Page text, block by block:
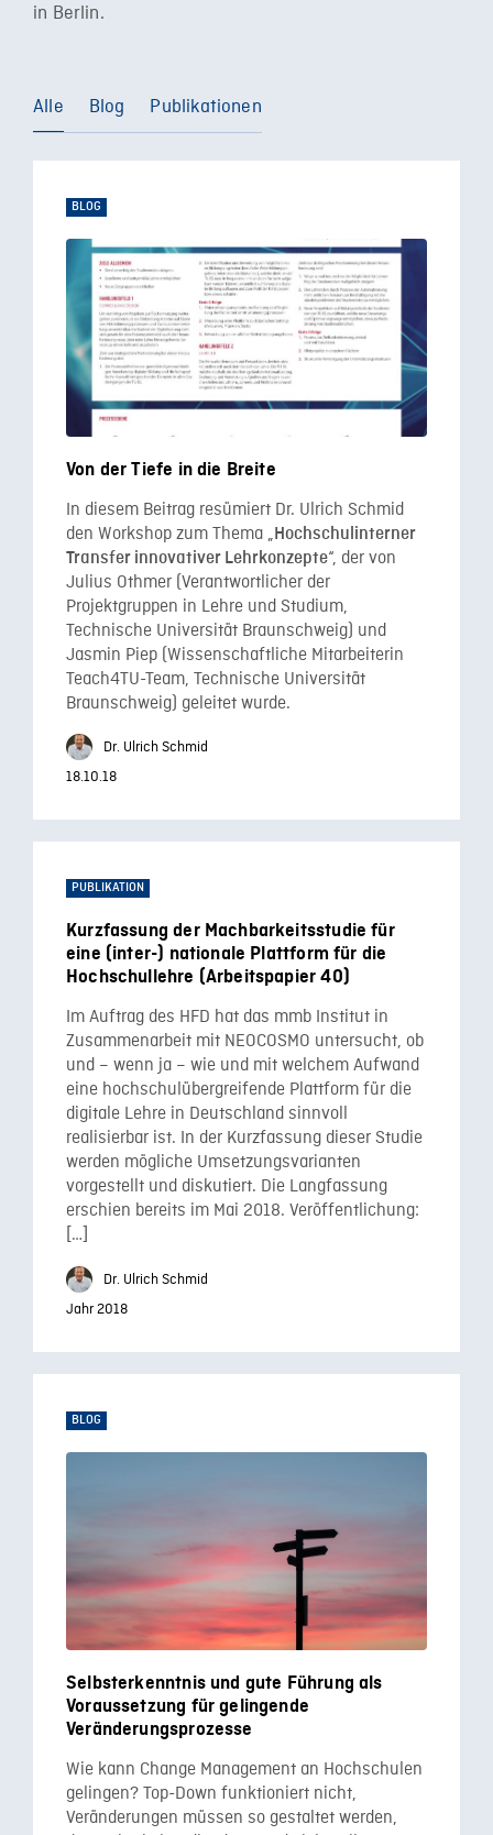
in Berlin.
Alle Blog Publikationen
BLOG
Von der Tiefe in die Breite
In diesem Beitrag resümiert Dr. Ulrich Schmid
den Workshop zum Thema „ Hochschulinterner
Transfer innovativer Lehrkonzepte“, der von
Julius Othmer (Verantwortlicher der
Projektgruppen in Lehre und Studium,
Technische Universität Braunschweig) und
Jasmin Piep (Wissenschaftliche Mitarbeiterin
Teach4TU-Team, Technische Universität
Braunschweig) geleitet wurde.
Dr. Ulrich Schmid
18.10.18
PUBLIKATION
Kurzfassung der Machbarkeitsstudie für
eine (inter-) nationale Plattform für die
Hochschullehre (Arbeitspapier 40)
Im Auftrag des HFD hat das mmb Institut in
Zusammenarbeit mit NEOCOSMO untersucht, ob
und – wenn ja – wie und mit welchem Aufwand
eine hochschulübergreifende Plattform für die
digitale Lehre in Deutschland sinnvoll
realisierbar ist. In der Kurzfassung dieser Studie
werden mögliche Umsetzungsvarianten
vorgestellt und diskutiert. Die Langfassung
erschien bereits im Mai 2018. Veröffentlichung:
[…]
Dr. Ulrich Schmid
Jahr 2018
BLOG
Selbsterkenntnis und gute Führung als
Voraussetzung für gelingende
Veränderungsprozesse
Wie kann Change Management an Hochschulen
gelingen? Top-Down funktioniert nicht,
Veränderungen müssen so gestaltet werden,